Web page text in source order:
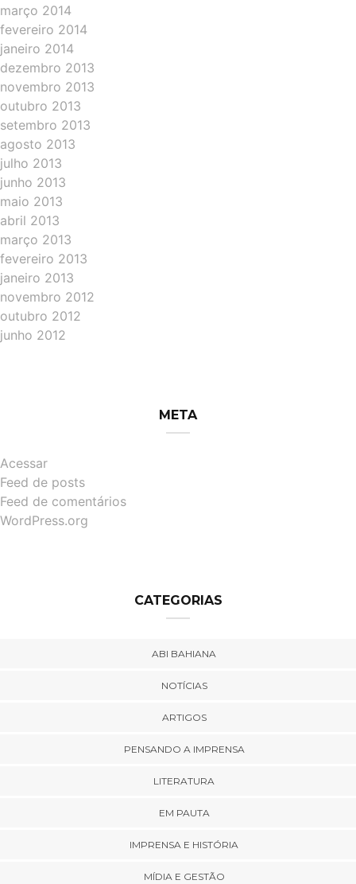
março 2014
fevereiro 2014
janeiro 2014
dezembro 2013
novembro 2013
outubro 2013
setembro 2013
agosto 2013
julho 2013
junho 2013
maio 2013
abril 2013
março 2013
fevereiro 2013
janeiro 2013
novembro 2012
outubro 2012
junho 2012
META
Acessar
Feed de posts
Feed de comentários
WordPress.org
CATEGORIAS
ABI BAHIANA
NOTÍCIAS
ARTIGOS
PENSANDO A IMPRENSA
LITERATURA
EM PAUTA
IMPRENSA E HISTÓRIA
MÍDIA E GESTÃO